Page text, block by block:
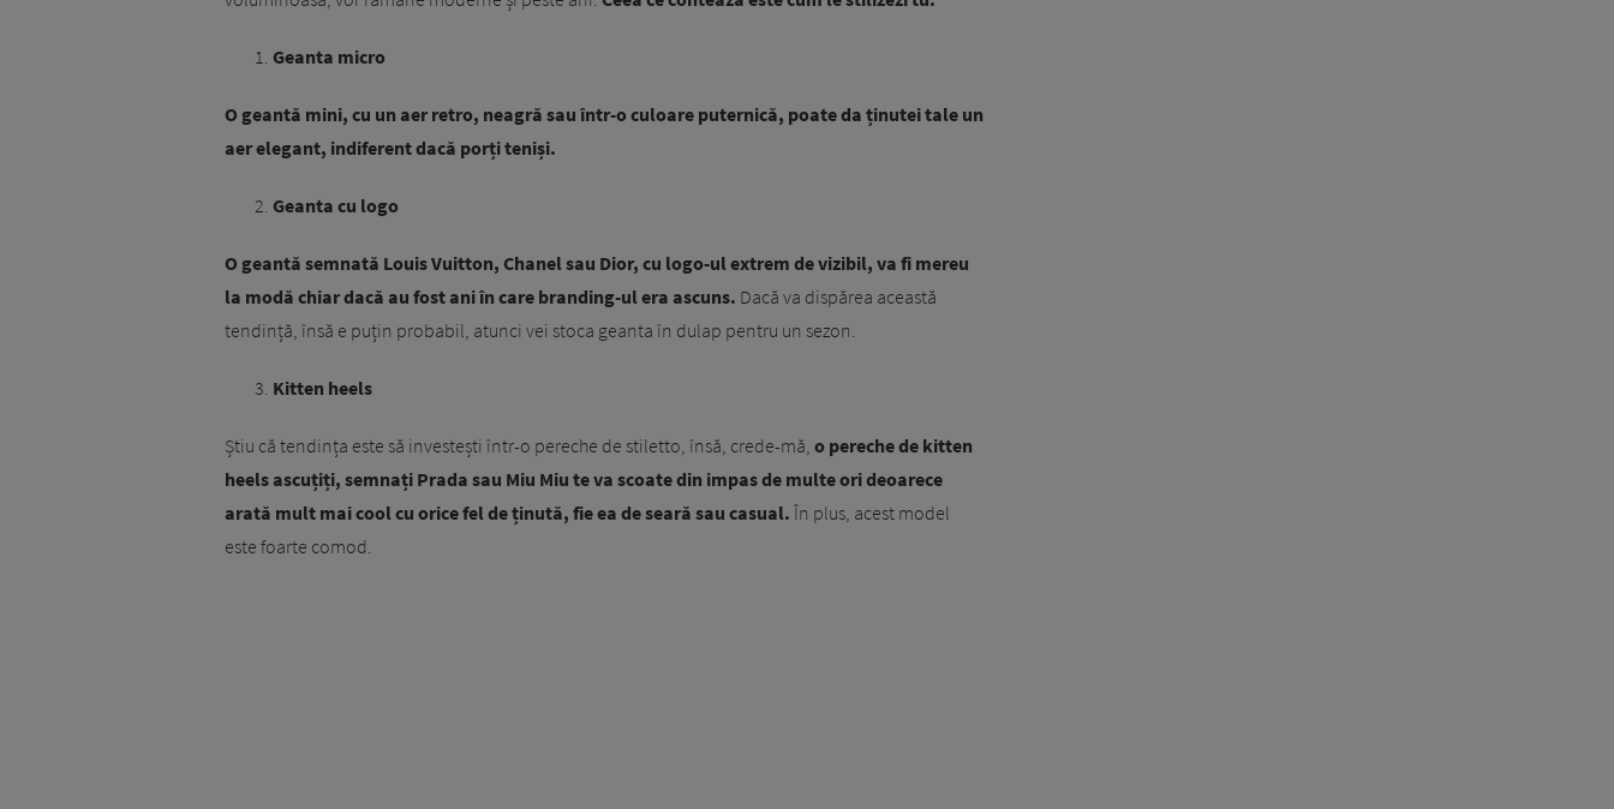
Geanta micro
O geantă mini, cu un aer retro, neagră sau într-o culoare puternică, poate da ținutei tale un
aer elegant, indiferent dacă porți teniși.
Geanta cu logo
O geantă semnată Louis Vuitton, Chanel sau Dior, cu logo-ul extrem de vizibil, va fi mereu
la modă chiar dacă au fost ani în care branding-ul era ascuns. Dacă va dispărea această
tendință, însă e puțin probabil, atunci vei stoca geanta în dulap pentru un sezon.
Kitten heels
Știu că tendința este să investești într-o pereche de stiletto, însă, crede-mă, o pereche de kitten
heels ascuțiți, semnați Prada sau Miu Miu te va scoate din impas de multe ori deoarece
arată mult mai cool cu orice fel de ținută, fie ea de seară sau casual. În plus, acest model
este foarte comod.